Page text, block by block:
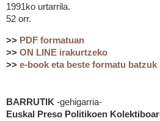
1991ko urtarrila.
52 orr.
>> PDF formatuan
>> ON LINE irakurtzeko
>> e-book eta beste formatu batzuk
BARRUTIK -gehigarria-
Euskal Preso Politikoen